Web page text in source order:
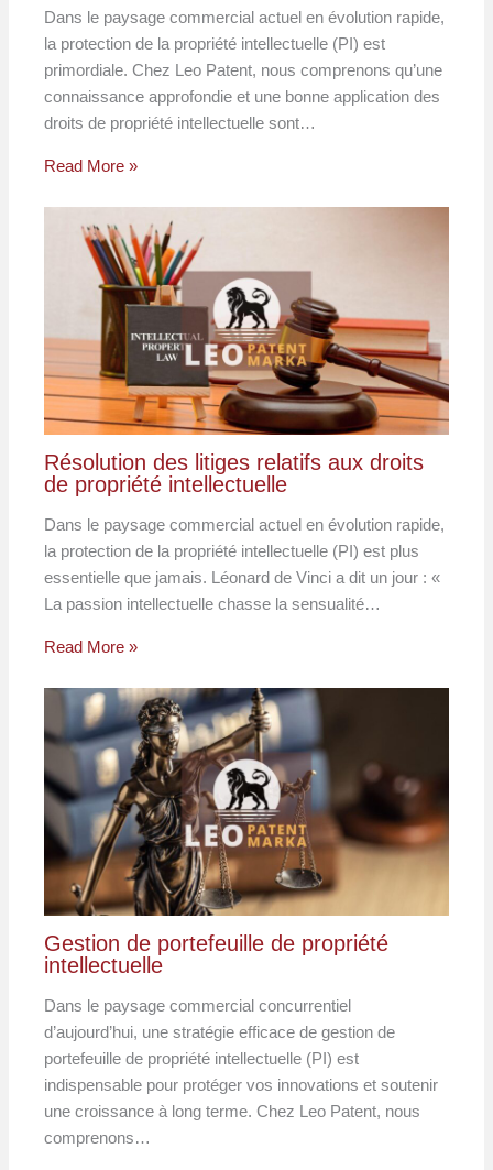
Dans le paysage commercial actuel en évolution rapide,
la protection de la propriété intellectuelle (PI) est
primordiale. Chez Leo Patent, nous comprenons qu’une
connaissance approfondie et une bonne application des
droits de propriété intellectuelle sont…
Read More »
Résolution des litiges relatifs aux droits
de propriété intellectuelle
Dans le paysage commercial actuel en évolution rapide,
la protection de la propriété intellectuelle (PI) est plus
essentielle que jamais. Léonard de Vinci a dit un jour : «
La passion intellectuelle chasse la sensualité…
Read More »
Gestion de portefeuille de propriété
intellectuelle
Dans le paysage commercial concurrentiel
d’aujourd’hui, une stratégie efficace de gestion de
portefeuille de propriété intellectuelle (PI) est
indispensable pour protéger vos innovations et soutenir
une croissance à long terme. Chez Leo Patent, nous
comprenons…